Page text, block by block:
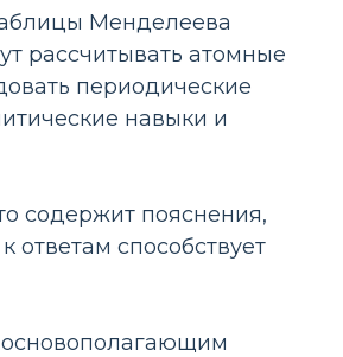
Менделеева
рассчитывать атомные
периодические
навыки и
содержит пояснения,
ответам способствует